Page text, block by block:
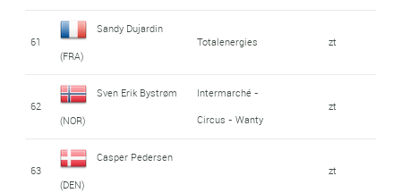
61
Sandy Dujardin
(FRA)
Totalenergies zt
62
Sven Erik Bystrøm
(NOR)
Intermarché -
Circus - Wanty
zt
63
Casper Pedersen
(DEN)
zt